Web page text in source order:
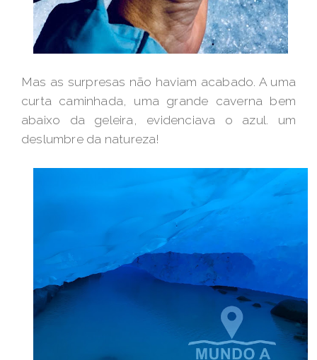
Mas as surpresas não haviam acabado. A uma
curta caminhada, uma grande caverna bem
abaixo da geleira, evidenciava o azul. um
deslumbre da natureza!